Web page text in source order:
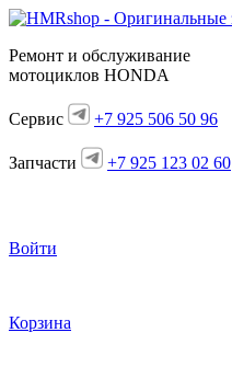
Ремонт и обслуживание
мотоциклов HONDA
Сервис +7 925 506 50 96
Запчасти +7 925 123 02 60
Войти
Корзина